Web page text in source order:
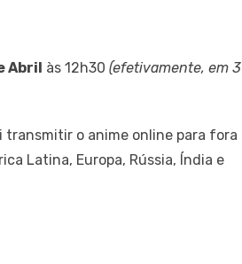
Abril às 12h30 (efetivamente, em 3
transmitir o anime online para fora
Latina, Europa, Rússia, Índia e